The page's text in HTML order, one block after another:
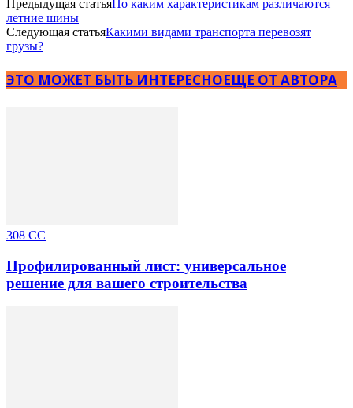
Предыдущая статьяПо каким характеристикам различаются
летние шины
Следующая статьяКакими видами транспорта перевозят
грузы?
ЭТО МОЖЕТ БЫТЬ ИНТЕРЕСНОЕЩЕ ОТ АВТОРА
308 CC
Профилированный лист: универсальное
решение для вашего строительства